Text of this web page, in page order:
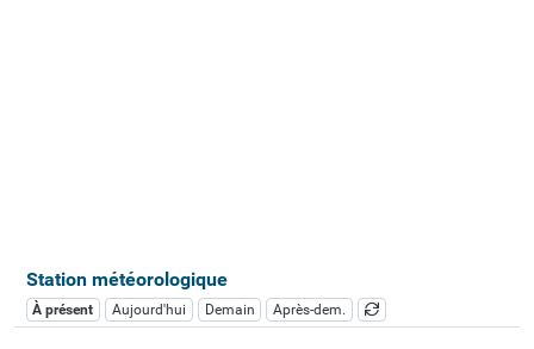
Station météorologique
À présent Aujourd'hui Demain Après-dem.